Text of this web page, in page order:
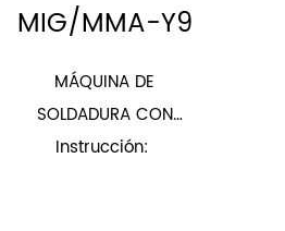
MIG/MMA-Y9
MÁQUINA DE
SOLDADURA CON
PROTECCIÓN DE GAS
Instrucción: